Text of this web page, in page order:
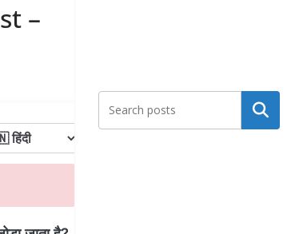
–
- 21
Search